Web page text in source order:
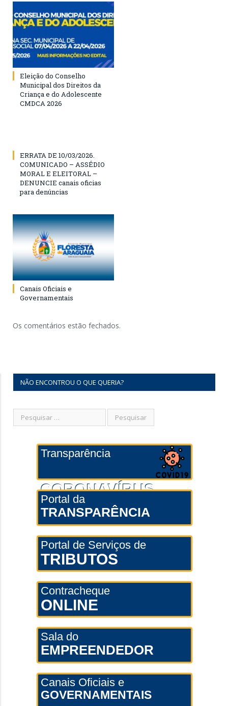
Eleição do Conselho
Municipal dos Direitos da
Criança e do Adolescente
CMDCA 2026
ERRATA DE 10/03/2026.
COMUNICADO – ASSÉDIO
MORAL E ELEITORAL –
DENUNCIE canais oficias
para denúncias
Canais Oficiais e
Governamentais
Os comentários estão fechados.
NÃO ENCONTROU O QUE QUERIA?
Transparência
CORONAVÍRUS
Portal da
TRANSPARÊNCIA
Portal de Serviços de
TRIBUTOS
Contracheque
ONLINE
Sala do
EMPREENDEDOR
Canais Oficiais e
GOVERNAMENTAIS